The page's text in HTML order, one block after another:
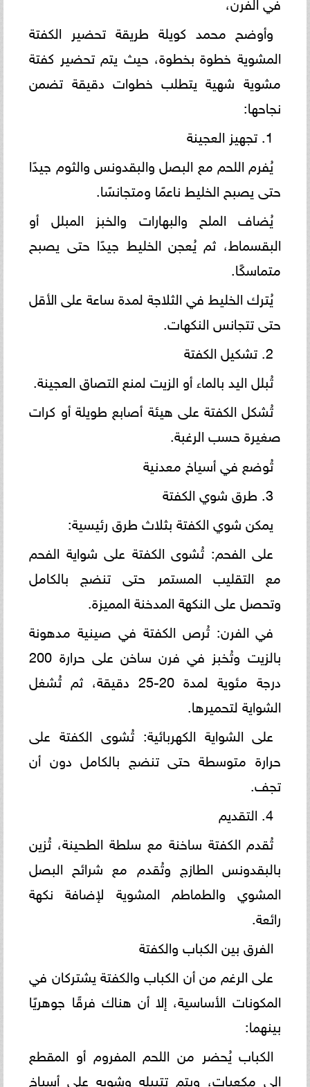
وأوضح محمد كويلة طريقة تحضير الكفتة
المشوية خطوة بخطوة، حيث يتم تحضير كفتة
مشوية شهية يتطلب خطوات دقيقة تضمن
نجاحها:
1. تجهيز العجينة
يُفرم اللحم مع البصل والبقدونس والثوم جيدًا
حتى يصبح الخليط ناعمًا ومتجانسًا.
يُضاف الملح والبهارات والخبز المبلل أو
البقسماط، ثم يُعجن الخليط جيدًا حتى يصبح
متماسكًا.
يُترك الخليط في الثلاجة لمدة ساعة على الأقل
حتى تتجانس النكهات.
2. تشكيل الكفتة
تُبلل اليد بالماء أو الزيت لمنع التصاق العجينة.
تُشكل الكفتة على هيئة أصابع طويلة أو كرات
صغيرة حسب الرغبة.
تُوضع في أسياخ معدنية
3. طرق شوي الكفتة
يمكن شوي الكفتة بثلاث طرق رئيسية:
على الفحم: تُشوى الكفتة على شواية الفحم
مع التقليب المستمر حتى تنضج بالكامل
وتحصل على النكهة المدخنة المميزة.
في الفرن: تُرص الكفتة في صينية مدهونة
بالزيت وتُخبز في فرن ساخن على حرارة 200
درجة مئوية لمدة 20-25 دقيقة، ثم تُشغل
الشواية لتحميرها.
على الشواية الكهربائية: تُشوى الكفتة على
حرارة متوسطة حتى تنضج بالكامل دون أن
تجف.
4. التقديم
تُقدم الكفتة ساخنة مع سلطة الطحينة، تُزين
بالبقدونس الطازج وتُقدم مع شرائح البصل
المشوي والطماطم المشوية لإضافة نكهة
رائعة.
الفرق بين الكباب والكفتة
على الرغم من أن الكباب والكفتة يشتركان في
المكونات الأساسية، إلا أن هناك فرقًا جوهريًا
بينهما:
الكباب يُحضر من اللحم المفروم أو المقطع
إلى مكعبات، ويتم تتبيله وشويه على أسياخ